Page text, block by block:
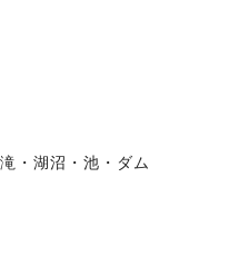
滝・湖沼・池・ダム